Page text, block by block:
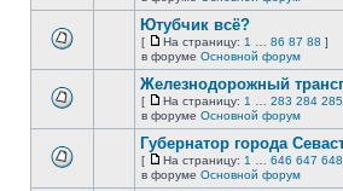
непрочитанных
сообщений.
этой
непрочитанных
сообщений.
страницу
этой
непрочитанных
сообщений.
Ютубчик всё?
[
На
страницу
На страницу: 1 86 87 88 ]
в форуме Основной форум
этой
непрочитанных
Железнодорожный
[
На
страницу
На страницу: 1 283 284 285
в форуме Основной форум
этой
Губернатор города
[
На
страницу
На страницу: 1 646 647 648
в форуме Основной форум